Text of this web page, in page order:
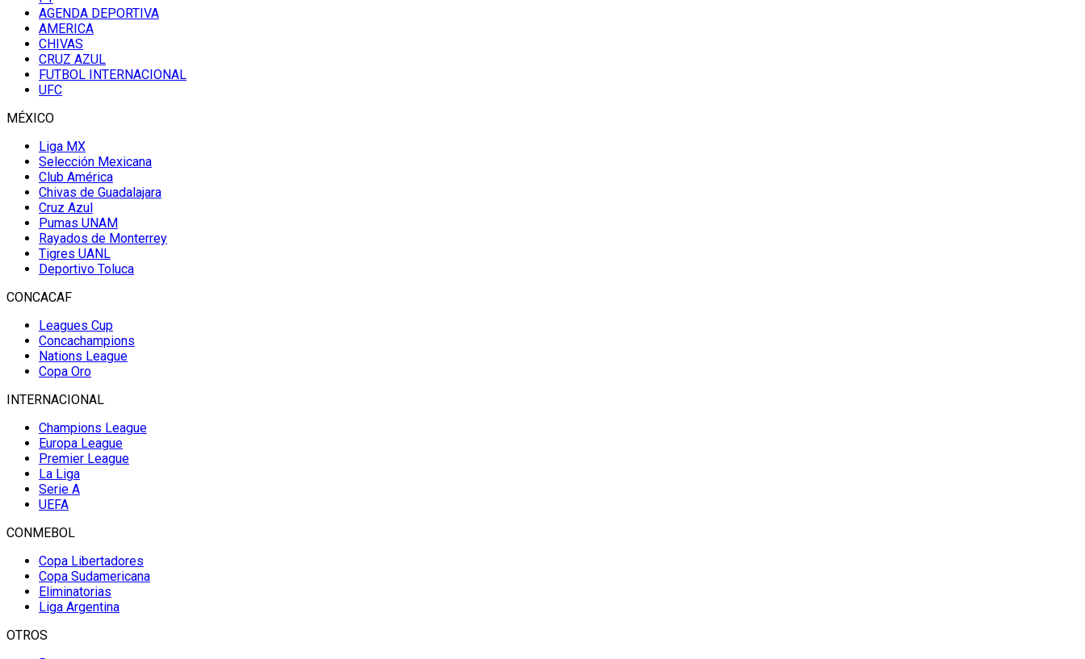
AGENDA DEPORTIVA
AMERICA
CHIVAS
CRUZ AZUL
FUTBOL INTERNACIONAL
UFC
MÉXICO
Liga MX
Selección Mexicana
Club América
Chivas de Guadalajara
Cruz Azul
Pumas UNAM
Rayados de Monterrey
Tigres UANL
Deportivo Toluca
CONCACAF
Leagues Cup
Concachampions
Nations League
Copa Oro
INTERNACIONAL
Champions League
Europa League
Premier League
La Liga
Serie A
UEFA
CONMEBOL
Copa Libertadores
Copa Sudamericana
Eliminatorias
Liga Argentina
OTROS